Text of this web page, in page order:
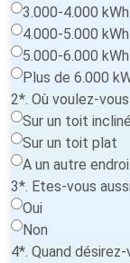
3.000-4.000
4.000-5.000
5.000-6.000
Plus de 6.000
2*. Où voulez-
Sur un toit incliné
Sur un toit plat
A un autre
3*. Etes-vous
Oui
Non
4*. Quand